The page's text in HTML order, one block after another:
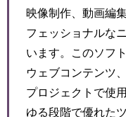
映像制作、動画編
フェッショナルな
います。このソフ
ウェブコンテンツ
プロジェクトで使
ゆる段階で優れた